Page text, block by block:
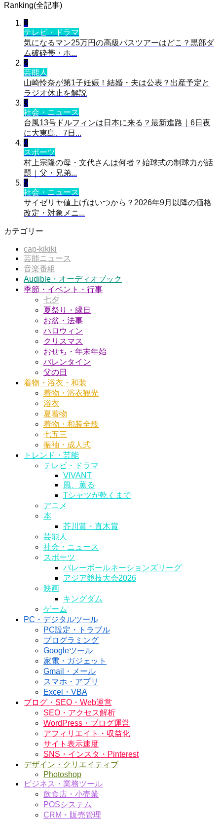
Ranking(全記事)
1
テレビ・ドラマ
気になるマン25万円の高級バスツアーはどこ？黒部ダ
ム破砕帯・ホ...
2
芸能人
山崎怜奈が第1子妊娠！結婚・夫は公表？出産予定と
ラジオ休止を解説
3
社会・ニュース
台風13号ドルフィンは日本に来る？最新進路｜6日夜
に大東島、7日...
4
スポーツ
村上宗隆の母・文代さんは何者？始球式の制球力が話
題｜父・兄弟...
5
社会・ニュース
サイゼリヤ値上げはいつから？2026年9月以降の価格
改定・対象メニ...
カテゴリー
cap-kikiki
芸能ニュース
音楽番組
Audible・オーディオブック
季節・イベント・行事
七夕
夏祭り・縁日
お盆・法事
ハロウィン
クリスマス
おせち・年末年始
バレンタイン
父の日
着物・浴衣・和装
着物・浴衣観光
浴衣
夏着物
着物・和装全般
七五三
振袖・成人式
トレンド・芸能
テレビ・ドラマ
VIVANT
風、薫る
Tシャツが乾くまで
アニメ
本
芥川賞・直木賞
芸能人
社会・ニュース
スポーツ
バレーボールネーションズリーグ
アジア競技大会2026
映画
キングダム
ゲーム
PC・デジタルツール
PC設定・トラブル
プログラミング
Googleツール
家電・ガジェット
Gmail・メール
スマホ・アプリ
Excel・VBA
ブログ・SEO・Web運営
SEO・アクセス解析
WordPress・ブログ運営
アフィリエイト・収益化
サイト表示速度
SNS・インスタ・Pinterest
デザイン・クリエイティブ
Photoshop
ビジネス・業務ツール
飲食店・小売業
POSシステム
CRM・販売管理